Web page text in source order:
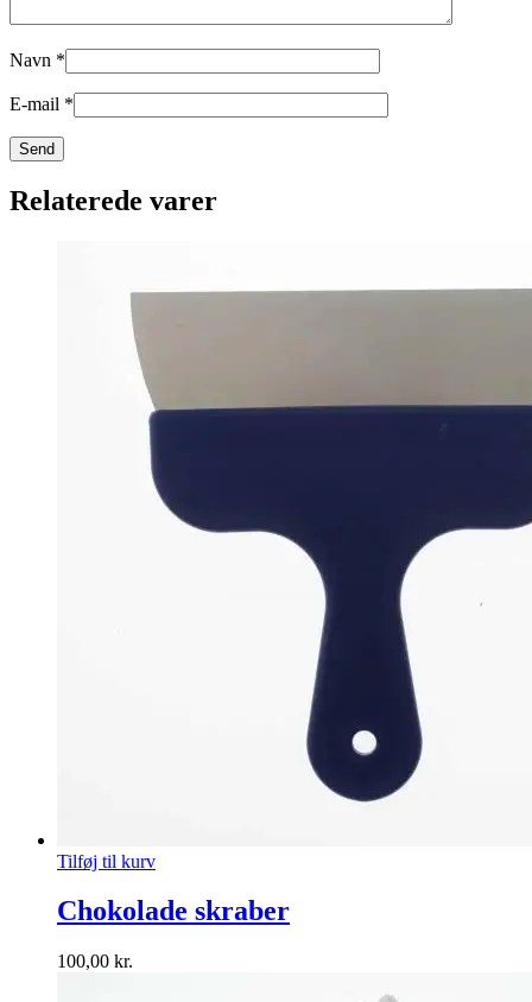
Navn *
E-mail *
Relaterede varer
Tilføj til kurv
Chokolade skraber
100,00 kr.